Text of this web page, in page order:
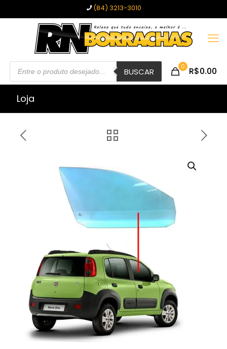
(84) 3213-3010
Pesquisar
produtos BUSCAR 0 R$0.00
Loja